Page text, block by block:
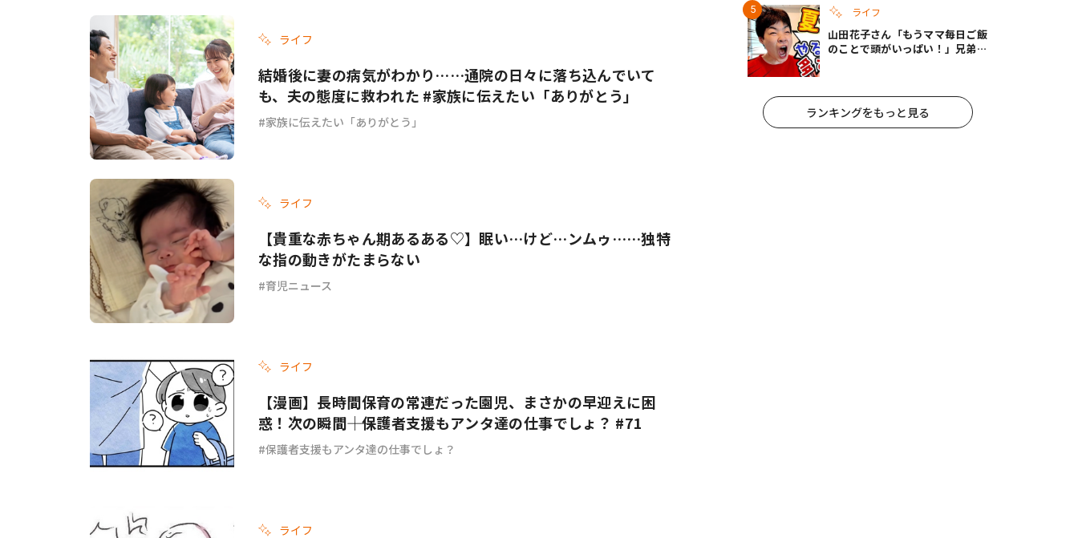
ライフ
結婚後に妻の病気がわかり……通院の日々に落ち込んでいて
も、夫の態度に救われた #家族に伝えたい「ありがとう」
家族に伝えたい「ありがとう」
ライフ
【貴重な赤ちゃん期あるある♡】眠い…けど…ンムゥ……独特
な指の動きがたまらない
育児ニュース
ライフ
【漫画】長時間保育の常連だった園児、まさかの早迎えに困
惑！次の瞬間――｜保護者支援もアンタ達の仕事でしょ？ #71
保護者支援もアンタ達の仕事でしょ？
ライフ
ライフ
山田花子さん「もうママ毎日ご飯
のことで頭がいっぱい！」兄弟夏
ランキングをもっと見る